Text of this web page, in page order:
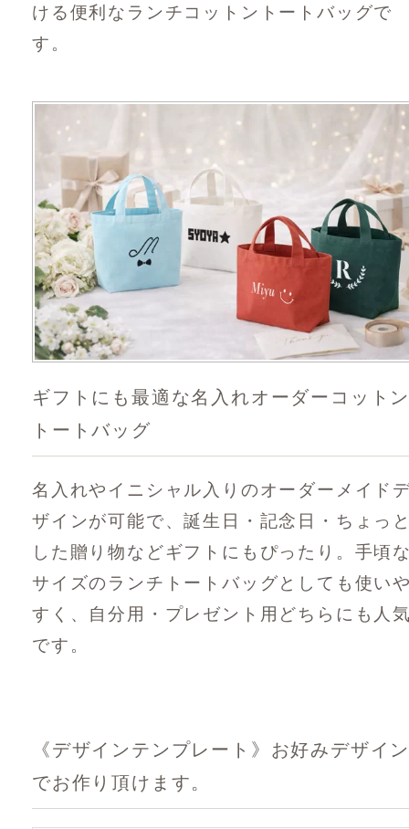
ける便利なランチコットントートバッグで
す。
ギフトにも最適な名入れオーダーコット
トートバッグ
名入れやイニシャル入りのオーダーメイド
ザインが可能で、誕生日・記念日・ちょっ
した贈り物などギフトにもぴったり。手頃
サイズのランチトートバッグとしても使い
すく、自分用・プレゼント用どちらにも人
です。
《デザインテンプレート》お好みデザイ
でお作り頂けます。